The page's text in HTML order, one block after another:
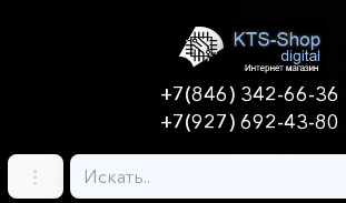
+7(846) 342-66-36
+7(927) 692-43-80